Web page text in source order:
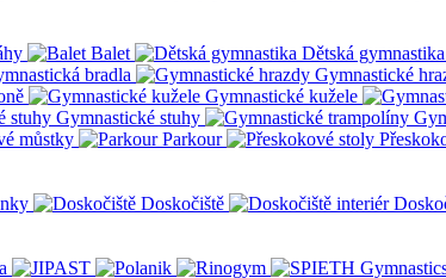
Balet Dětská gymnastika
bradla Gymnastické
Gymnastické kužele
Gymnastické stuhy
můstky Parkour
Doskočiště